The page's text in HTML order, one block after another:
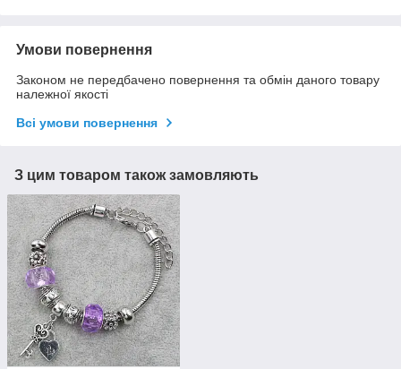
Умови повернення
Законом не передбачено повернення та обмін даного товару
належної якості
Всі умови повернення
З цим товаром також замовляють